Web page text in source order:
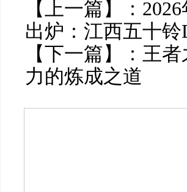
【上一篇】：
出炉：江西五十
【下一篇】： 王
力的炼成之道